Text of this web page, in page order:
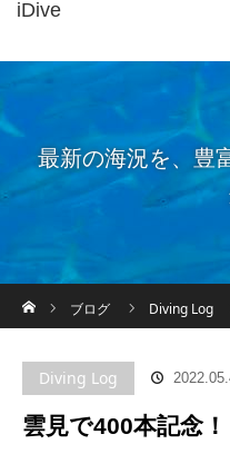
iDive
最新の海況を、豊
ブログ
Diving Log
Diving Log
雲見で400本記念！